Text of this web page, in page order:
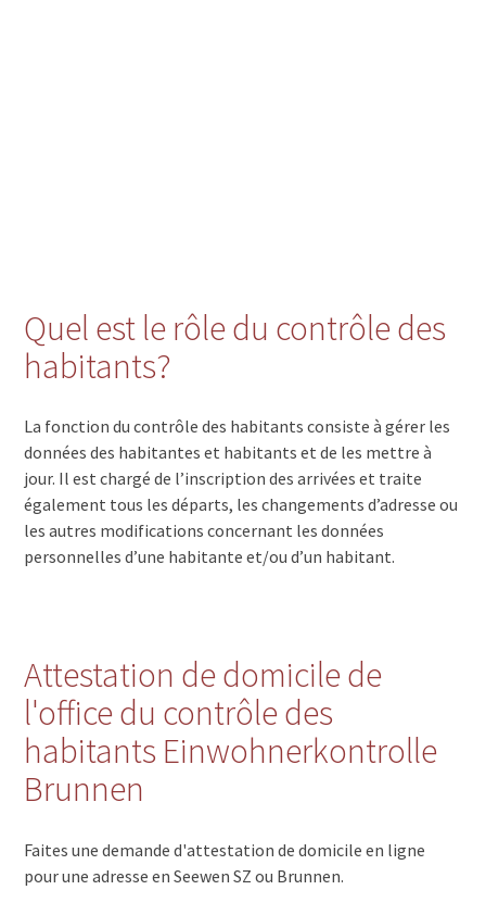
Quel est le rôle du contrôle des
habitants?
La fonction du contrôle des habitants consiste à gérer les
données des habitantes et habitants et de les mettre à
jour. Il est chargé de l’inscription des arrivées et traite
également tous les départs, les changements d’adresse ou
les autres modifications concernant les données
personnelles d’une habitante et/ou d’un habitant.
Attestation de domicile de
l'office du contrôle des
habitants Einwohnerkontrolle
Brunnen
Faites une demande d'attestation de domicile en ligne
pour une adresse en Seewen SZ ou Brunnen.